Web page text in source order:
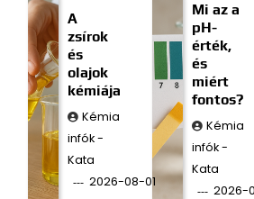
A
zsírok
és
olajok
kémiája
Kémia
infók -
Kata
2026-08-01
Mi az a
pH-
érték,
és
miért
fontos?
Kémia
infók -
Kata
2026-